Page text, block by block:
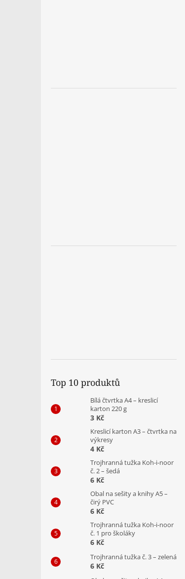
Top 10 produktů
Bílá čtvrtka A4 – kreslicí
karton 220 g
3 Kč
Kreslicí karton A3 – čtvrtka na
výkresy
4 Kč
Trojhranná tužka Koh-i-noor
č. 2 – šedá
6 Kč
Obal na sešity a knihy A5 –
čirý PVC
6 Kč
Trojhranná tužka Koh-i-noor
č. 1 pro školáky
6 Kč
Trojhranná tužka č. 3 – zelená
6 Kč